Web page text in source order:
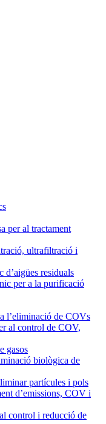
per al tractament
ultrafiltració i
d’aigües residuals
per a la purificació
l’eliminació de COVs
al control de COV,
gasos
biològica de
partícules i pols
d’emissions, COV i
control i reducció de